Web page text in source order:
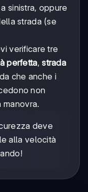
sinistra, oppure
strada (se
verificare tre
perfetta,strada
che anche i
non
deve
alla velocità